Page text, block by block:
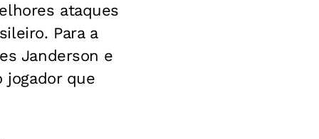
ataques
Para a
Janderson e
jogador que